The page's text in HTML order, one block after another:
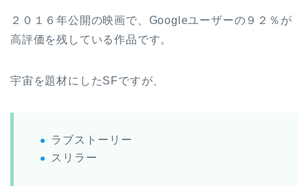
２０１６年公開の映画で、Googleユーザーの９２％が
高評価を残している作品です。
宇宙を題材にしたSFですが、
ラブストーリー
スリラー